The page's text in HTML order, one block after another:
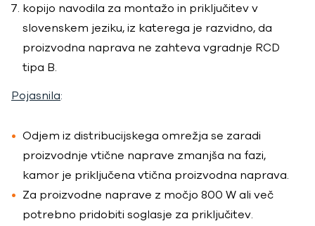
kopijo navodila za montažo in priključitev v
slovenskem jeziku, iz katerega je razvidno, da
proizvodna naprava ne zahteva vgradnje RCD
tipa B.
Pojasnila:
Odjem iz distribucijskega omrežja se zaradi
proizvodnje vtične naprave zmanjša na fazi,
kamor je priključena vtična proizvodna naprava.
Za proizvodne naprave z močjo 800 W ali več
potrebno pridobiti soglasje za priključitev.